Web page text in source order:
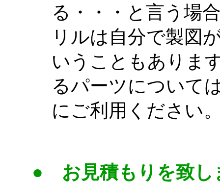
る・・・と言う場
リルは自分で製図
いうこともありま
るパーツについて
にご利用ください
● お見積もりを致し